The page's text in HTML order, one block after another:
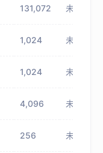
131,072 未知
1,024 未知
1,024 未知
4,096 未知
256 未知